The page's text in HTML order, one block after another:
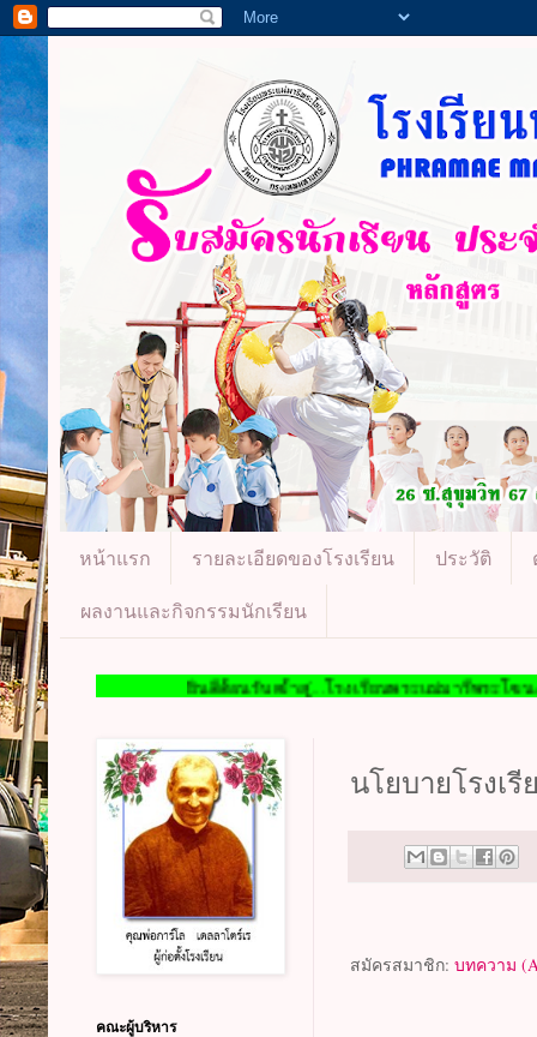
หน้าแรก รายละเอียดของโรงเรียน ประวัติ
ผลงานและกิจกรรมนักเรียน
ยินดีต้อนรับเข้าสู่...โรงเรียนพระแม่มารีพระโขนง WELCOME TO
นโยบายโรงเรี
สมัครสมาชิก: บทความ
คณะผู้บริหาร